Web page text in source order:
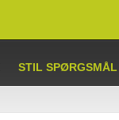
STIL SPØRGSMÅL